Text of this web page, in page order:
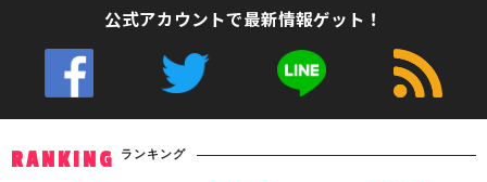
公式アカウントで最新情報ゲット！
RANKING ランキング